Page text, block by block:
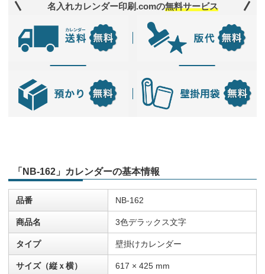
名入れカレンダー印刷.comの無料サービス
「NB-162」カレンダーの基本情報
品番 NB-162
商品名 3色デラックス文字
タイプ 壁掛けカレンダー
サイズ（縦ｘ横） 617 × 425 mm